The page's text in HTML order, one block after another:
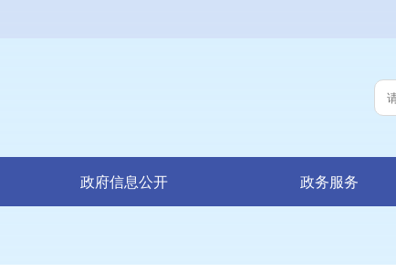
政府信息公开 政务服务